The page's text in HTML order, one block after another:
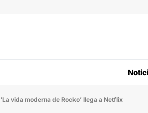
‘La vida moderna de Rocko’ llega a Netflix